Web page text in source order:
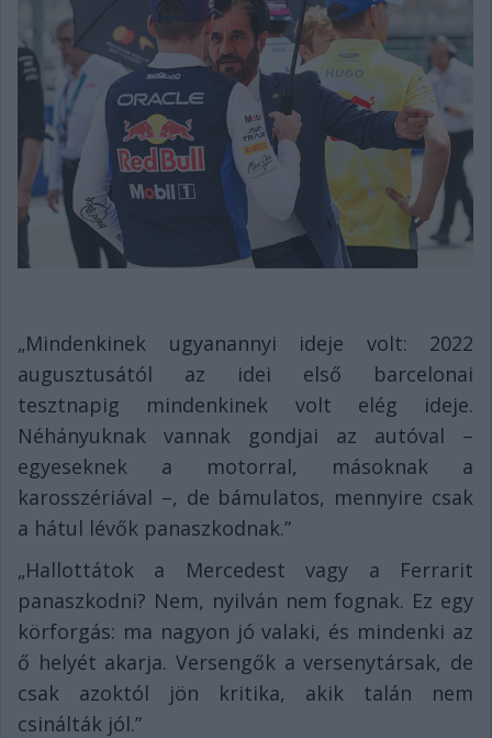
„Mindenkinek ugyanannyi ideje volt: 2022
augusztusától az idei első barcelonai
tesztnapig mindenkinek volt elég ideje.
Néhányuknak vannak gondjai az autóval –
egyeseknek a motorral, másoknak a
karosszériával –, de bámulatos, mennyire csak
a hátul lévők panaszkodnak.”
„Hallottátok a Mercedest vagy a Ferrarit
panaszkodni? Nem, nyilván nem fognak. Ez egy
körforgás: ma nagyon jó valaki, és mindenki az
ő helyét akarja. Versengők a versenytársak, de
csak azoktól jön kritika, akik talán nem
csinálták jól.”